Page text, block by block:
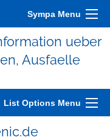
Sympa Menu
ueber
Ausfaelle
List Options Menu